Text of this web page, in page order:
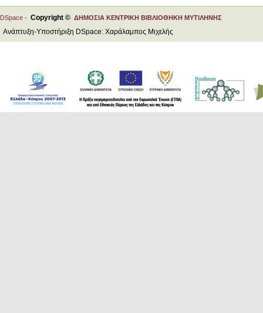
DSpace - Copyright © ΔΗΜΟΣΙΑ ΚΕΝΤΡΙΚΗ ΒΙΒΛΙΟΘΗΚΗ ΜΥΤΙΛΗΝΗΣ
Ανάπτυξη-Υποστήριξη DSpace: Χαράλαμπος Μιχελής